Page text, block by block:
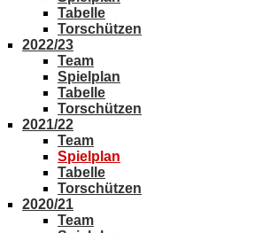
Tabelle
Torschützen
2022/23
Team
Spielplan
Tabelle
Torschützen
2021/22
Team
Spielplan
Tabelle
Torschützen
2020/21
Team